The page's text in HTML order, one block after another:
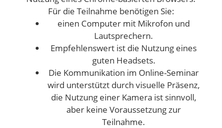
Für die Teilnahme benötigen Sie:
einen Computer mit Mikrofon und
Lautsprechern.
Empfehlenswert ist die Nutzung eines
guten Headsets.
Die Kommunikation im Online-Seminar
wird unterstützt durch visuelle Präsenz,
die Nutzung einer Kamera ist sinnvoll,
aber keine Voraussetzung zur
Teilnahme.